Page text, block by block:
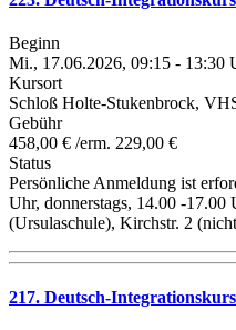
Beginn
Mi., 17.06.2026, 09:15 - 13:30
Kursort
Schloß Holte-Stukenbrock,
Gebühr
458,00 € /erm. 229,00 €
Status
Persönliche Anmeldung ist
Uhr, donnerstags, 14.00 -
(Ursulaschule), Kirchstr. 2
217. Deutsch-